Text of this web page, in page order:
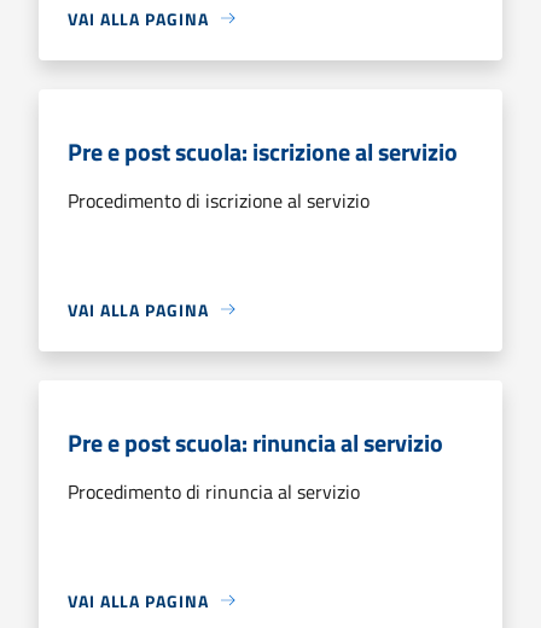
VAI ALLA PAGINA
Pre e post scuola: iscrizione al servizio
Procedimento di iscrizione al servizio
VAI ALLA PAGINA
Pre e post scuola: rinuncia al servizio
Procedimento di rinuncia al servizio
VAI ALLA PAGINA